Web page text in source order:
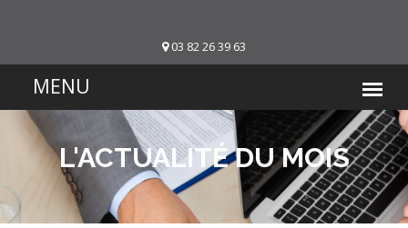
03 82 26 39 63
L'ACTUALITÉ DU MOIS